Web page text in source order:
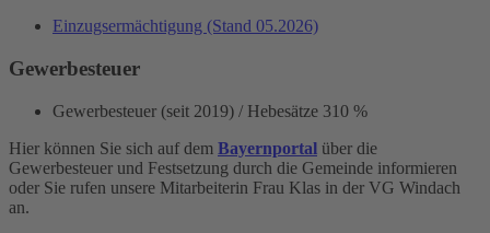
Einzugsermächtigung (Stand 05.2026)
Gewerbesteuer
Gewerbesteuer (seit 2019) / Hebesätze 310 %
Hier können Sie sich auf dem Bayernportal über die
Gewerbesteuer und Festsetzung durch die Gemeinde informieren
oder Sie rufen unsere Mitarbeiterin Frau Klas in der VG Windach
an.